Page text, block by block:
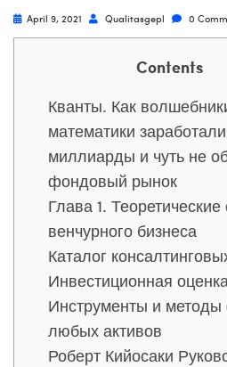
April 9, 2021 Qualitasgepl 0
Contents
Кванты. Как
математики заработали
миллиарды и чуть не
фондовый рынок
Глава 1.
венчурного бизнеса
Каталог
Инвестиционная
Инструменты и методы
любых активов
Роберт Кийосаки